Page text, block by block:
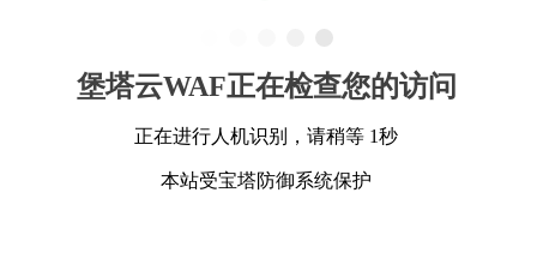
堡塔云WAF正在检查您的访问
正在进行人机识别，请稍等 1秒
本站受宝塔防御系统保护